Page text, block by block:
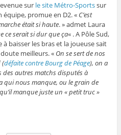
surle site Métro-Sportssur
équipe, promue en D2. « C’est
était si haute. » admet Laura
ce serait si dur que ça« .A Pôle Sud,
baisser les bras et la joueuse sait
meilleurs. « On se sert de nos
(défaite contre Bourg de Péage), on a
autres matchs disputés à
qui nous manque, ou le grain de
manque juste un « petit truc »